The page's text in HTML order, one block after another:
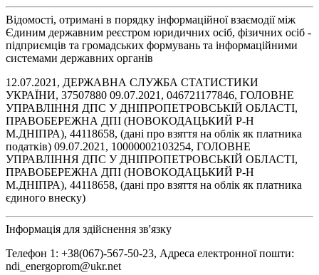
Відомості, отримані в порядку інформаційної взаємодії між
Єдиним державним реєстром юридичних осіб, фізичних осіб -
підприємців та громадських формувань та інформаційними
системами державних органів
12.07.2021, ДЕРЖАВНА СЛУЖБА СТАТИСТИКИ
УКРАЇНИ, 37507880 09.07.2021, 046721177846, ГОЛОВНЕ
УПРАВЛІННЯ ДПС У ДНІПРОПЕТРОВСЬКІЙ ОБЛАСТІ,
ПРАВОБЕРЕЖНА ДПІ (НОВОКОДАЦЬКИЙ Р-Н
М.ДНІПРА), 44118658, (дані про взяття на облік як платника
податків) 09.07.2021, 10000002103254, ГОЛОВНЕ
УПРАВЛІННЯ ДПС У ДНІПРОПЕТРОВСЬКІЙ ОБЛАСТІ,
ПРАВОБЕРЕЖНА ДПІ (НОВОКОДАЦЬКИЙ Р-Н
М.ДНІПРА), 44118658, (дані про взяття на облік як платника
єдиного внеску)
Інформація для здійснення зв'язку
Телефон 1: +38(067)-567-50-23, Адреса електронної пошти:
ndi_energoprom@ukr.net